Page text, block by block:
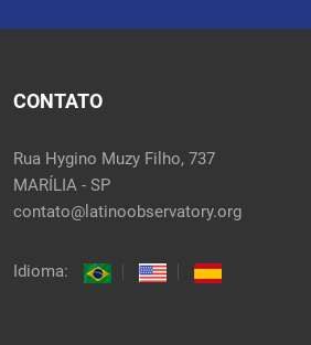
CONTATO
Rua Hygino Muzy Filho, 737
MARÍLIA - SP
contato@latinoobservatory.org
Idioma: